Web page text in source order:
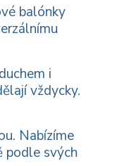
balónky
i
vždycky.
Nabízíme
podle svých